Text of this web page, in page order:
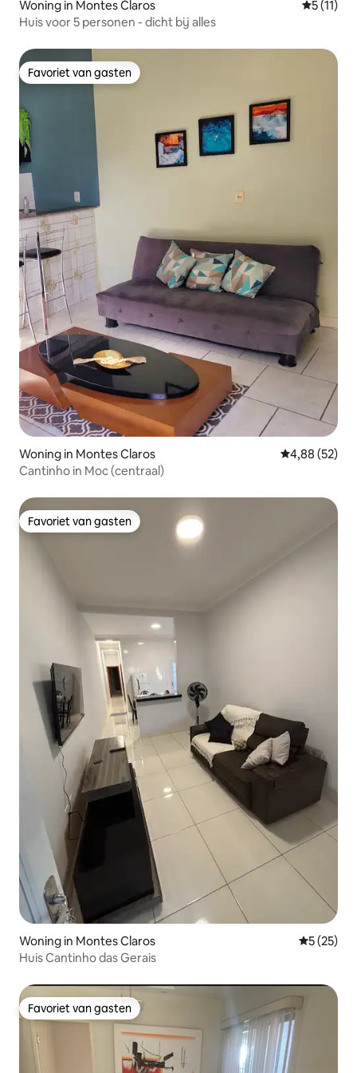
Woning in Montes Claros
5 (11)
Huis voor 5 personen - dicht bij alles
Favoriet van gasten
Favoriet van gasten
Woning in Montes Claros Gemiddelde
4,88 (52)
Cantinho in Moc (centraal)
Favoriet van gasten
Favoriet van gasten
Woning in Montes Claros
5 (25)
Huis Cantinho das Gerais
Favoriet van gasten
Favoriet van gasten